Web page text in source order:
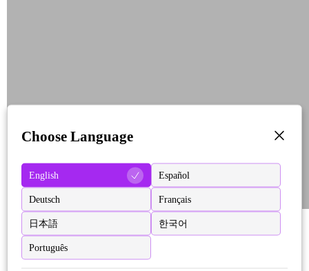
Choose Language
English Español
Deutsch Français
日本語 한국어
Português